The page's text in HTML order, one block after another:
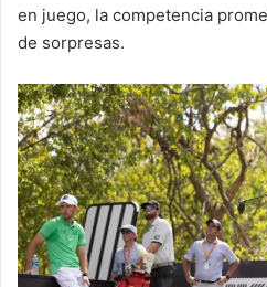
en juego, la competencia
de sorpresas.